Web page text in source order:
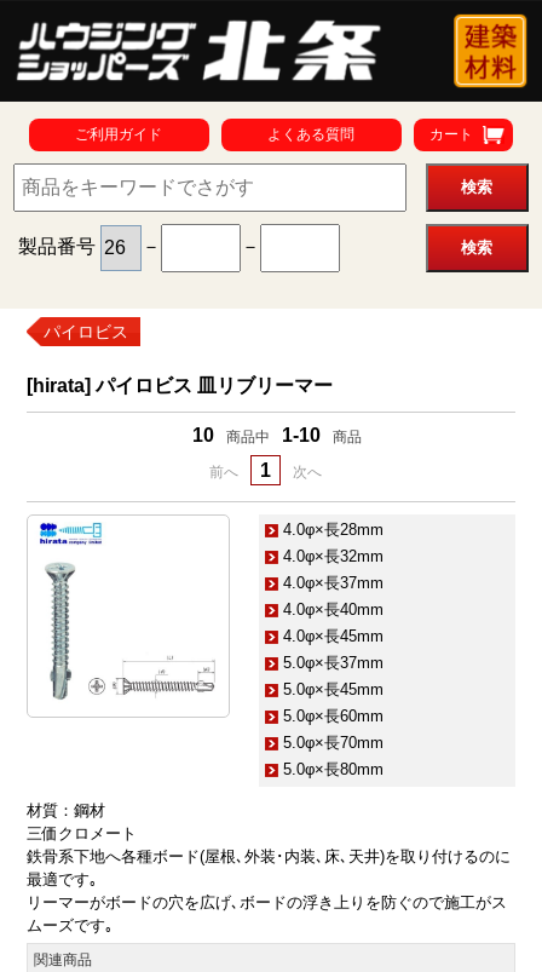
ご利用ガイド よくある質問 カート
製品番号 － －
パイロビス
[hirata] パイロビス 皿リブリーマー
10 商品中 1-10 商品
前へ 1 次へ
4.0φ×長28mm
4.0φ×長32mm
4.0φ×長37mm
4.0φ×長40mm
4.0φ×長45mm
5.0φ×長37mm
5.0φ×長45mm
5.0φ×長60mm
5.0φ×長70mm
5.0φ×長80mm
材質：鋼材
三価クロメート
鉄骨系下地へ各種ボード(屋根､外装･内装､床､天井)を取り付けるのに
最適です｡
リーマーがボードの穴を広げ､ボードの浮き上りを防ぐので施工がス
ムーズです｡
関連商品